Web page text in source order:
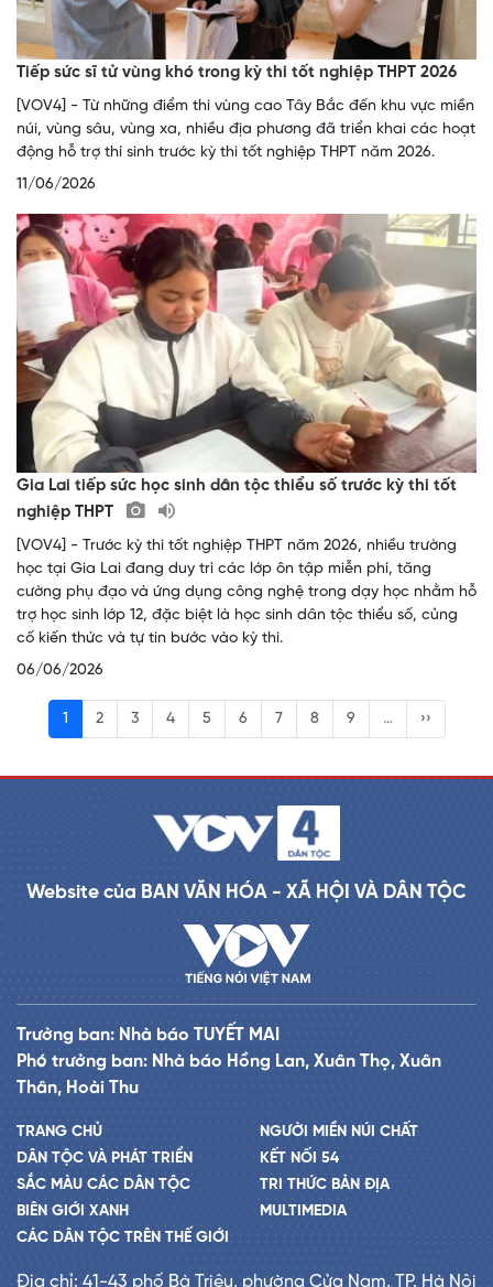
Tiếp sức sĩ tử vùng khó trong kỳ thi tốt nghiệp THPT 2026
[VOV4] - Từ những điểm thi vùng cao Tây Bắc đến khu vực miền
núi, vùng sâu, vùng xa, nhiều địa phương đã triển khai các hoạt
động hỗ trợ thí sinh trước kỳ thi tốt nghiệp THPT năm 2026.
11/06/2026
Gia Lai tiếp sức học sinh dân tộc thiểu số trước kỳ thi tốt
nghiệp THPT
[VOV4] - Trước kỳ thi tốt nghiệp THPT năm 2026, nhiều trường
học tại Gia Lai đang duy trì các lớp ôn tập miễn phí, tăng
cường phụ đạo và ứng dụng công nghệ trong dạy học nhằm hỗ
trợ học sinh lớp 12, đặc biệt là học sinh dân tộc thiểu số, củng
cố kiến thức và tự tin bước vào kỳ thi.
06/06/2026
1 2 3 4 5 6 7 8 9 … ››
Website của BAN VĂN HÓA - XÃ HỘI VÀ DÂN TỘC
Trưởng ban: Nhà báo TUYẾT MAI
Phó trưởng ban: Nhà báo Hồng Lan, Xuân Thọ, Xuân
Thân, Hoài Thu
TRANG CHỦ
DÂN TỘC VÀ PHÁT TRIỂN
SẮC MÀU CÁC DÂN TỘC
BIÊN GIỚI XANH
CÁC DÂN TỘC TRÊN THẾ GIỚI
NGƯỜI MIỀN NÚI CHẤT
KẾT NỐI 54
TRI THỨC BẢN ĐỊA
MULTIMEDIA
Địa chỉ: 41-43 phố Bà Triệu, phường Cửa Nam, TP. Hà Nội